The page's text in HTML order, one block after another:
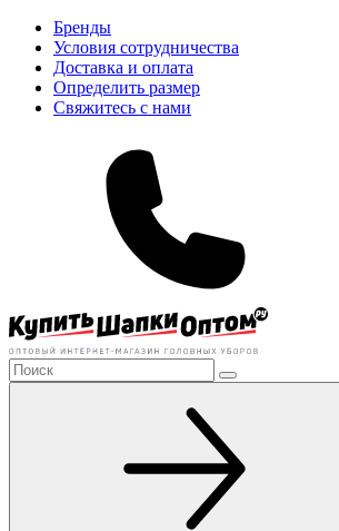
Бренды
Условия сотрудничества
Доставка и оплата
Определить размер
Свяжитесь с нами